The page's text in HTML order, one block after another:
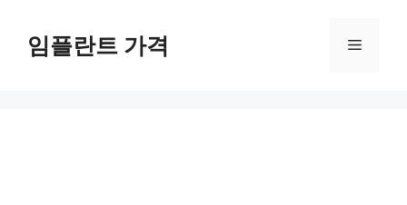
임플란트 가격 메